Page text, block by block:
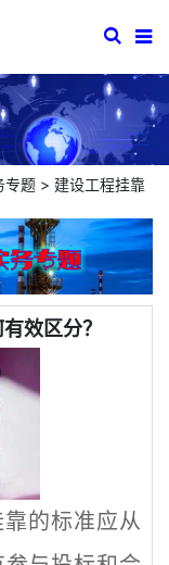
专题> 建设工程挂靠
效区分？
的标准应从